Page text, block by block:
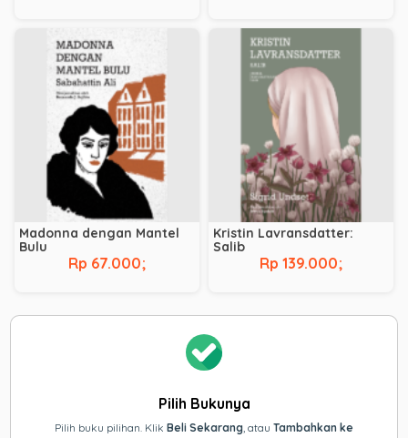
Madonna dengan Mantel
Bulu
Rp 67.000;
Kristin Lavransdatter:
Salib
Rp 139.000;
Pilih Bukunya
Pilih buku pilihan. Klik Beli Sekarang, atau Tambahkan ke